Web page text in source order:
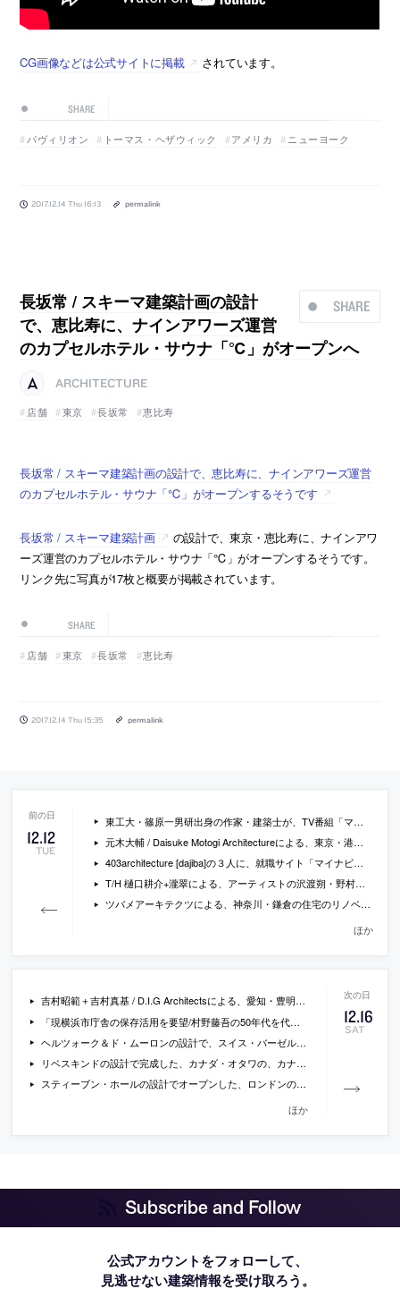
CG画像などは公式サイトに掲載 されています。
SHARE
パヴィリオン トーマス・ヘザウィック アメリカ ニューヨーク
2017.12.14 Thu 16:13 permalink
SHARE
長坂常 / スキーマ建築計画の設計
で、恵比寿に、ナインアワーズ運営
のカプセルホテル・サウナ「℃」がオープンへ
ARCHITECTURE
店舗
東京 長坂常 恵比寿
長坂常 / スキーマ建築計画の設計で、恵比寿に、ナインアワーズ運営
のカプセルホテル・サウナ「℃」がオープンするそうです
長坂常 / スキーマ建築計画
の設計で、東京・恵比寿に、ナインアワ
ーズ運営のカプセルホテル・サウナ「℃」がオープンするそうです。
リンク先に写真が17枚と概要が掲載されています。
SHARE
店舗 東京 長坂常 恵比寿
2017.12.14 Thu 15:35 permalink
12.12
TUE
東工大・篠原一男研出身の作家・建築士が、TV番組「マツコの知らない世界」で、東光園などの名建築宿を紹介 [2017/12/19]
元木大輔 / Daisuke Motogi Architectureによる、東京・港区の、レンタルキッチン・ショールーム「Nishiazabu Building Conversion」
403architecture [dajiba]の３人に、就職サイト「マイナビ」が話を聞いているインタビュー
T/H 樋口耕介+瀧翠による、アーティストの沢渡朔・野村佐紀子による作品展の会場構成「Photo VR」
ツバメアーキテクツによる、神奈川・鎌倉の住宅のリノベーション「躙口(にじりぐち)の家」
ほか
12.16
SAT
吉村昭範＋吉村真基 / D.I.G Architectsによる、愛知・豊明市の住宅「2つの架構／前後の家」のオープンハウスが開催 [2017/12/23]
「現横浜市庁舎の保存活用を要望/村野藤吾の50年代を代表する傑作/建築学会」（建設通信新聞）
ヘルツォーク＆ド・ムーロンの設計で、スイス・バーゼルに建てられる、スイス最高層の集合住宅の画像
リベスキンドの設計で完成した、カナダ・オタワの、カナダ発のホロコースト記念碑の写真
スティーブン・ホールの設計でオープンした、ロンドンの古い街並みの中に建つ、内部の光を透過する外観の「THE MAGGIE’S CENTRE BARTS」の写真
ほか
Subscribe and Follow
公式アカウントをフォローして、
見逃せない建築情報を受け取ろう。